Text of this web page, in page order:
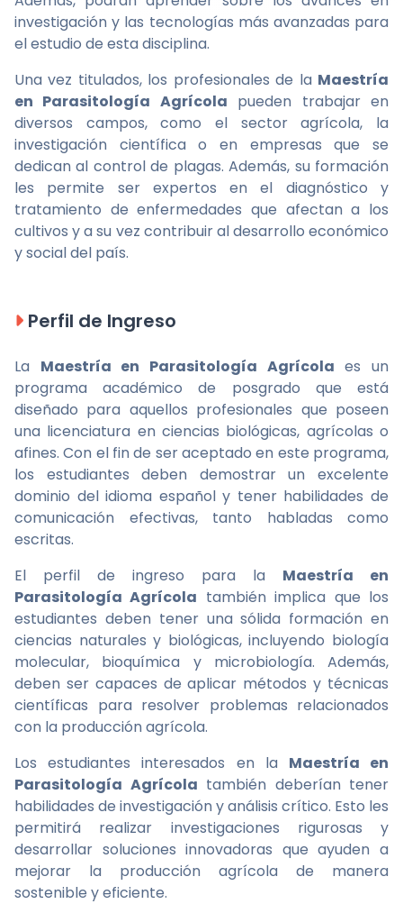
investigación y las tecnologías más avanzadas para
el estudio de esta disciplina.
Una vez titulados, los profesionales de la Maestría
en Parasitología Agrícola pueden trabajar en
diversos campos, como el sector agrícola, la
investigación científica o en empresas que se
dedican al control de plagas. Además, su formación
les permite ser expertos en el diagnóstico y
tratamiento de enfermedades que afectan a los
cultivos y a su vez contribuir al desarrollo económico
y social del país.
Perfil de Ingreso
La Maestría en Parasitología Agrícola es un
programa académico de posgrado que está
diseñado para aquellos profesionales que poseen
una licenciatura en ciencias biológicas, agrícolas o
afines. Con el fin de ser aceptado en este programa,
los estudiantes deben demostrar un excelente
dominio del idioma español y tener habilidades de
comunicación efectivas, tanto habladas como
escritas.
El perfil de ingreso para la Maestría en
Parasitología Agrícola también implica que los
estudiantes deben tener una sólida formación en
ciencias naturales y biológicas, incluyendo biología
molecular, bioquímica y microbiología. Además,
deben ser capaces de aplicar métodos y técnicas
científicas para resolver problemas relacionados
con la producción agrícola.
Los estudiantes interesados en la Maestría en
Parasitología Agrícola también deberían tener
habilidades de investigación y análisis crítico. Esto les
permitirá realizar investigaciones rigurosas y
desarrollar soluciones innovadoras que ayuden a
mejorar la producción agrícola de manera
sostenible y eficiente.